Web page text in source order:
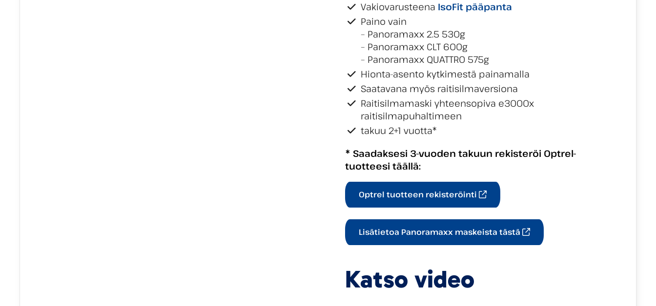
Vakiovarusteena IsoFit pääpanta
Paino vain
– Panoramaxx 2.5 530g
– Panoramaxx CLT 600g
– Panoramaxx QUATTRO 575g
Hionta-asento kytkimestä painamalla
Saatavana myös raitisilmaversiona
Raitisilmamaski yhteensopiva e3000x
raitisilmapuhaltimeen
takuu 2+1 vuotta*
* Saadaksesi 3-vuoden takuun rekisteröi Optrel-
tuotteesi täällä:
Optrel tuotteen rekisteröinti
Lisätietoa Panoramaxx maskeista tästä
Katso video